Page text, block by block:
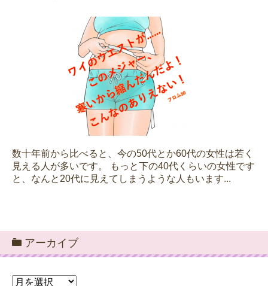
数十年前から比べると、今の50代とか60代の女性は若く
見える人が多いです。 もっと下の40代くらいの女性です
と、なんと20代に見えてしまうような人もいます...
アーカイブ
ア